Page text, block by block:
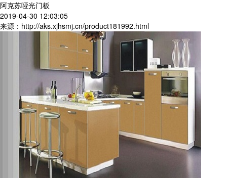
阿克苏哑光门板
2019-04-30 12:03:05
来源：http://aks.xjhsmj.cn/product181992.html